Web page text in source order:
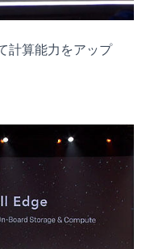
計算能力をアップ